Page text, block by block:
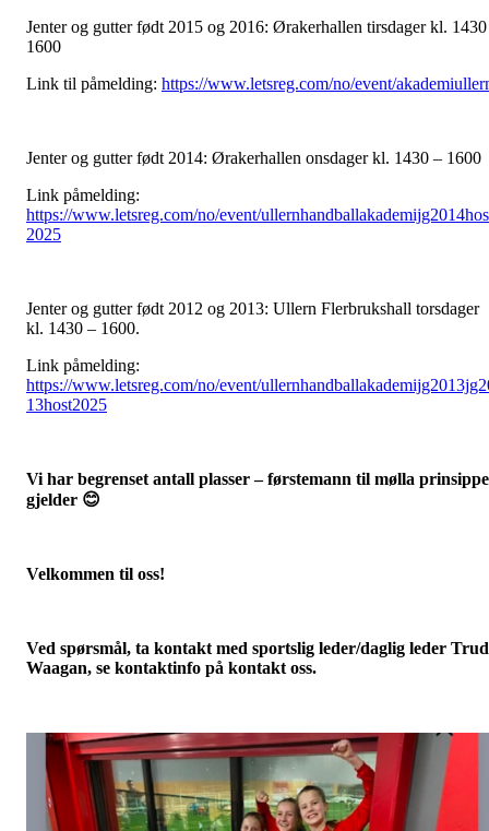
Jenter og gutter født 2015 og 2016: Ørakerhallen tirsdager kl.
1600
Link til påmelding: https://www.letsreg.com/no/event/
Jenter og gutter født 2014: Ørakerhallen onsdager kl. 1430 – 1600
Link påmelding:
https://www.letsreg.com/no/event/
2025
Jenter og gutter født 2012 og 2013: Ullern Flerbrukshall torsdager
kl. 1430 – 1600.
Link påmelding:
https://www.letsreg.com/no/event/
13host2025
Vi har begrenset antall plasser – førstemann til mølla
gjelder 😊
Velkommen til oss!
Ved spørsmål, ta kontakt med sportslig leder/daglig leder
Waagan, se kontaktinfo på kontakt oss.